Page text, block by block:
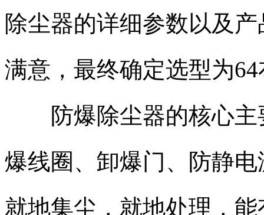
除尘器的详细参数以及
满意，最终确定选型为
防爆除尘器的核心主
爆线圈、卸爆门、防静
就地集尘，就地处理，